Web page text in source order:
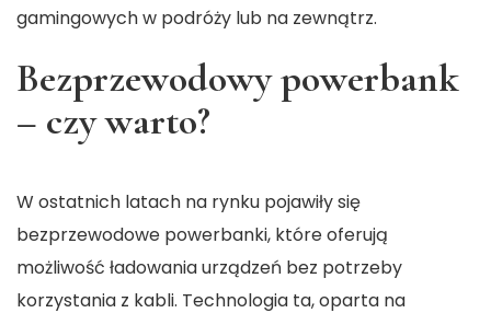
gamingowych w podróży lub na zewnątrz.
Bezprzewodowy powerbank
– czy warto?
W ostatnich latach na rynku pojawiły się
bezprzewodowe powerbanki, które oferują
możliwość ładowania urządzeń bez potrzeby
korzystania z kabli. Technologia ta, oparta na